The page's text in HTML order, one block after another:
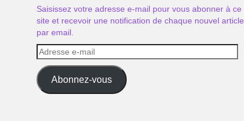
Saisissez votre adresse e-mail pour vous abonner à ce
site et recevoir une notification de chaque nouvel article
par email.
Adresse
e-
mail
Abonnez-vous